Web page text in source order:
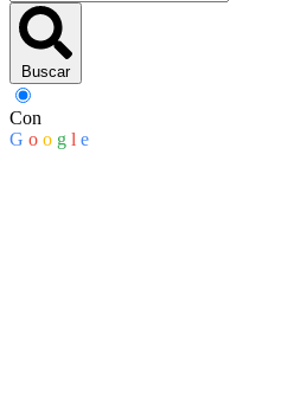
Buscar
Con
G o o g l e